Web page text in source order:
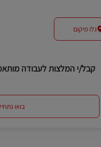
גלו מיקום
קבל/י המלצות לעבודה
בואו